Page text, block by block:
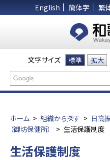
English 簡体字 繁
文字サイズ 標準 拡大
ホーム > 組織から探す > 日高
（御坊保健所）
> 生活保護制度
生活保護制度